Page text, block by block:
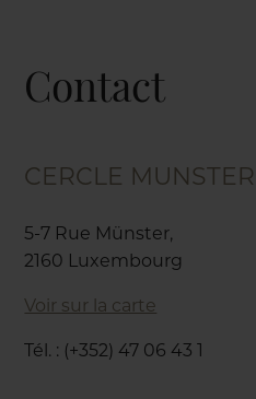
Contact
CERCLE MUNSTER
5-7 Rue Münster,
2160 Luxembourg
Voir sur la carte
Tél. : (+352) 47 06 43 1